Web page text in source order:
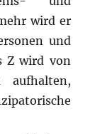
wird er
und
Z wird von